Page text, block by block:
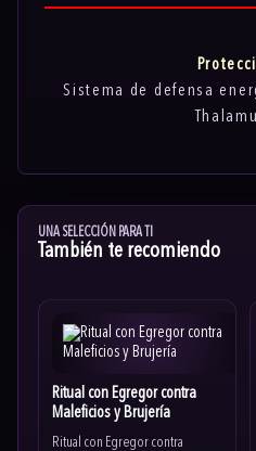
Sistema de defensa
UNA SELECCIÓN PARA TI
También te recomiendo
Ritual con Egregor contra
Maleficios y Brujería
Ritual con Egregor contra